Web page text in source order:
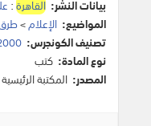
بيانات النشر: القاهرة:
المواضيع: الإعلام>
تصنيف الكونجرس:
نوع المادة: كتب
المصدر: المكتبة الرئيسية